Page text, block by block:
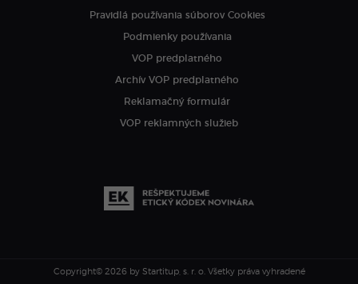
Pravidlá používania súborov Cookies
Podmienky používania
VOP predplatného
Archív VOP predplatného
Reklamačný formulár
VOP reklamných služieb
Copyright© 2026 by Startitup, s. r. o. Všetky práva vyhradené